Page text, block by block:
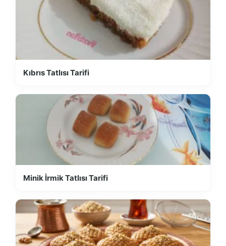
Kıbrıs Tatlısı Tarifi
Minik İrmik Tatlısı Tarifi